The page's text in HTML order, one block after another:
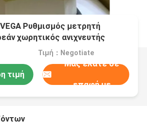
Ρυθμισμός μετρητή
χωρητικός ανιχνευτής
επιπέδου
Τιμή：Negotiate
τιμή
Μας ελάτε σε
επαφή με